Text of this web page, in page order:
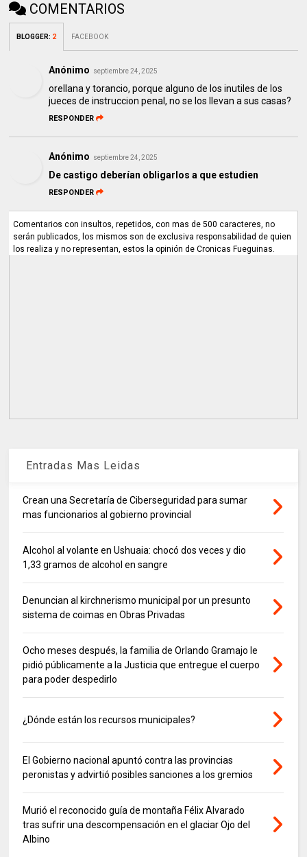
COMENTARIOS
BLOGGER: 2 FACEBOOK
Anónimo septiembre 24, 2025
orellana y torancio, porque alguno de los inutiles de los
jueces de instruccion penal, no se los llevan a sus casas?
RESPONDER
Anónimo septiembre 24, 2025
De castigo deberían obligarlos a que estudien
RESPONDER
Comentarios con insultos, repetidos, con mas de 500 caracteres, no
serán publicados, los mismos son de exclusiva responsabilidad de quien
los realiza y no representan, estos la opinión de Cronicas Fueguinas.
Entradas Mas Leidas
Crean una Secretaría de Ciberseguridad para sumar
mas funcionarios al gobierno provincial
Alcohol al volante en Ushuaia: chocó dos veces y dio
1,33 gramos de alcohol en sangre
Denuncian al kirchnerismo municipal por un presunto
sistema de coimas en Obras Privadas
Ocho meses después, la familia de Orlando Gramajo le
pidió públicamente a la Justicia que entregue el cuerpo
para poder despedirlo
¿Dónde están los recursos municipales?
El Gobierno nacional apuntó contra las provincias
peronistas y advirtió posibles sanciones a los gremios
Murió el reconocido guía de montaña Félix Alvarado
tras sufrir una descompensación en el glaciar Ojo del
Albino